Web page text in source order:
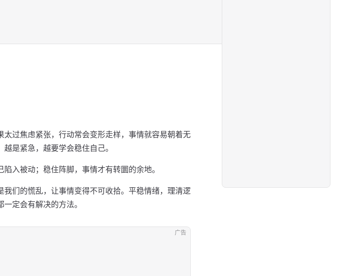
过焦虑紧张，行动常会变形走样，事情就容易朝着无
是紧急，越要学会稳住自己。
入被动；稳住阵脚，事情才有转圜的余地。
们的慌乱，让事情变得不可收拾。平稳情绪，理清逻
定会有解决的方法。
广告